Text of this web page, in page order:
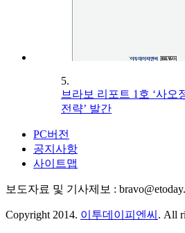
5.
브라보 리포트 1호 ‘사오
전략’ 발간
PC버전
공지사항
사이트맵
보도자료 및 기사제보 :
Copyright 2014. 이투데이피엔씨 . All